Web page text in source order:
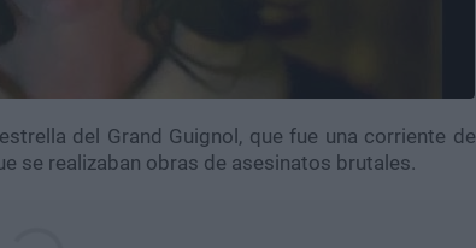
del Grand Guignol, que fue una corriente de
se realizaban obras de asesinatos brutales.